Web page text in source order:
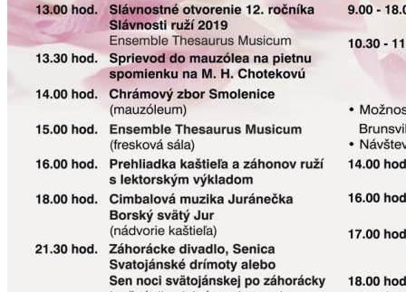
Kúpele
Šport a agroturistika
Školstvo
Ekonomika obchod a doprava
Košický kraj
Tipy
Výlet
Turistika
Cyklistika
Hrady
Podujatia
Výstava
Galéria
Divadlo
Folklór
Fašiangy
Ubytovanie